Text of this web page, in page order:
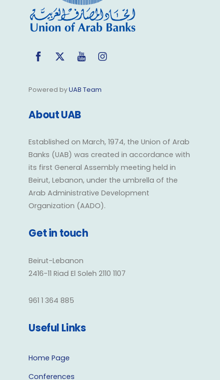
FacebookTwitter YouTube
Powered byUAB Team
About UAB
Established on March, 1974, the Union of Arab
Banks (UAB) was created in accordance with
its first General Assembly meeting held in
Beirut, Lebanon, under the umbrella of the
Arab Administrative Development
Organization (AADO).
Get in touch
Beirut-Lebanon
2416-11 Riad El Soleh 2110 1107
961 1 364 885
Useful Links
Home Page
Conferences